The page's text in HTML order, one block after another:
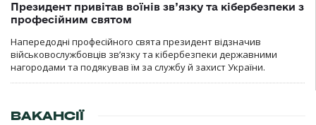
Президент привітав воїнів зв’язку та кібербезпеки з
професійним святом
Напередодні професійного свята президент відзначив
військовослужбовців зв’язку та кібербезпеки державними
нагородами та подякував їм за службу й захист України.
ВАКАНСІЇ